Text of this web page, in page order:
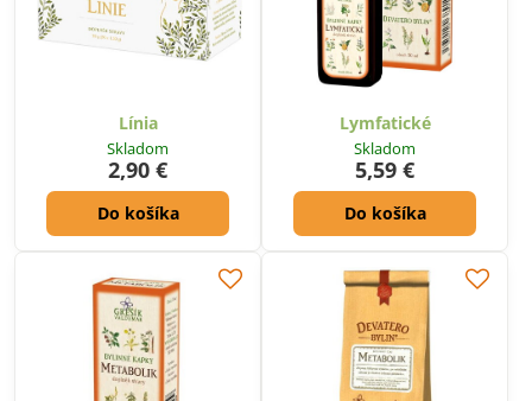
Línia
Skladom
2,90 €
Do košíka
Lymfatické
Skladom
5,59 €
Do košíka